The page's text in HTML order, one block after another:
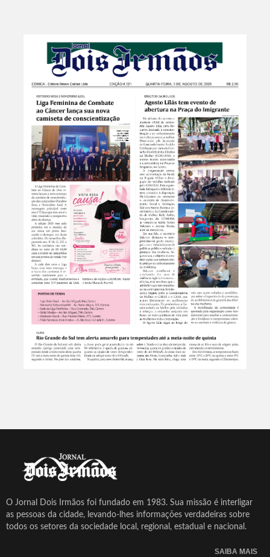
O Jornal Dois Irmãos foi fundado em 1983. Sua missão é interligar
as pessoas da cidade, levando-lhes informações verdadeiras sobre
todos os setores da sociedade local, regional, estadual e nacional.
SAIBA MAIS